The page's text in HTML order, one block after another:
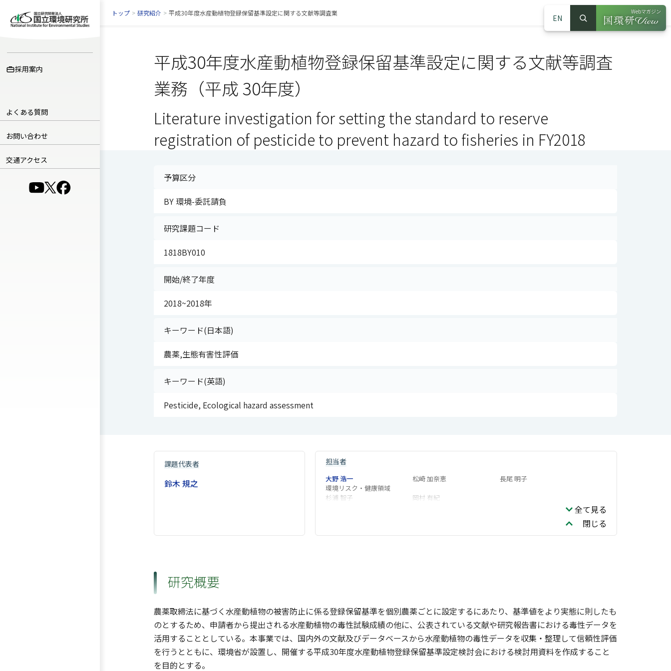
採用案内
よくある質問
お問い合わせ
交通アクセス
（別ウインドウで開きます）
（別ウインドウで開きます）
（別ウインドウで開きます）
EN
サイト内検索
検索
Webマガジン
（別ウインドウ
トップ > 研究紹介 > 平成30年度水産動植物登録保留基準設定に関する文献等調査業
平成30年度水産動植物登録保留基準設定に関する文献等調査
業務（平成 30年度）
Literature investigation for setting the standard to reserve
registration of pesticide to prevent hazard to fisheries in FY2018
予算区分
BY 環境-委託請負
研究課題コード
1818BY010
開始/終了年度
2018~2018年
キーワード(日本語)
農薬,生態有害性評価
キーワード(英語)
Pesticide, Ecological hazard assessment
課題代表者
鈴木 規之
担当者
大野 浩一
環境リスク・健康領域
松崎 加奈恵
長尾 明子
杉浦 智子
岡村 有紀
全て見る
閉じる
研究概要
農薬取締法に基づく水産動植物の被害防止に係る登録保留基準を個別農薬ごとに設定するにあたり、基準値をより実態に則したも
のとするため、申請者から提出される水産動植物の毒性試験成績の他に、公表されている文献や研究報告書における毒性データを
活用することとしている。本事業では、国内外の文献及びデータベースから水産動植物の毒性データを収集・整理して信頼性評価
を行うとともに、環境省が設置し、開催する平成30年度水産動植物登録保留基準設定検討会における検討用資料を作成すること
を目的とする。